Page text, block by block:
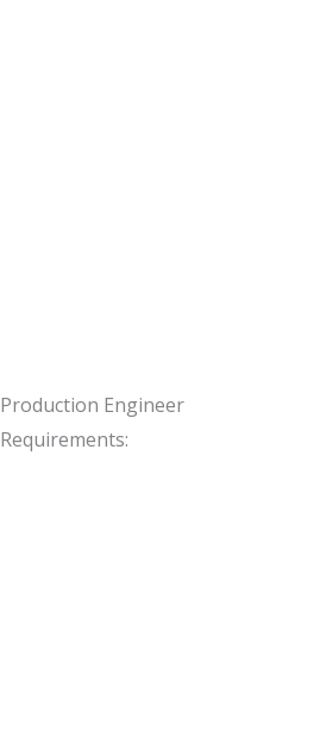
Production Engineer
Requirements: